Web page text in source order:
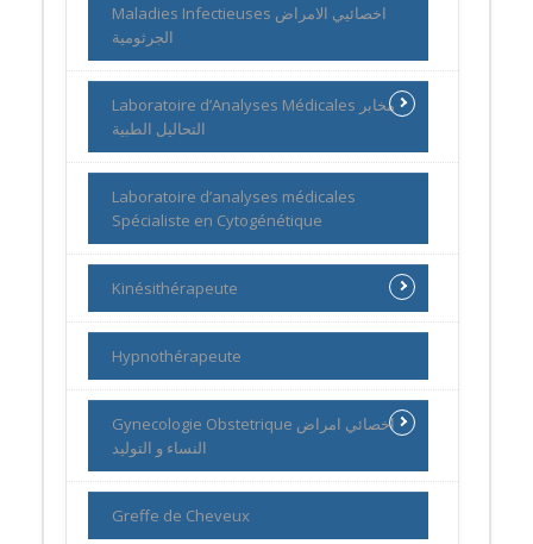
Maladies Infectieuses اخصائيي الامراض
الجرثومية
Laboratoire d’Analyses Médicales مخابر
التحاليل الطبية
Laboratoire d’analyses médicales
Spécialiste en Cytogénétique
Kinésithérapeute
Hypnothérapeute
Gynecologie Obstetrique اخصائي امراض
النساء و التوليد
Greffe de Cheveux